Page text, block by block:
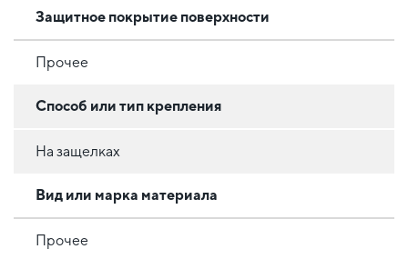
Защитное покрытие поверхности
Прочее
Способ или тип крепления
На защелках
Вид или марка материала
Прочее